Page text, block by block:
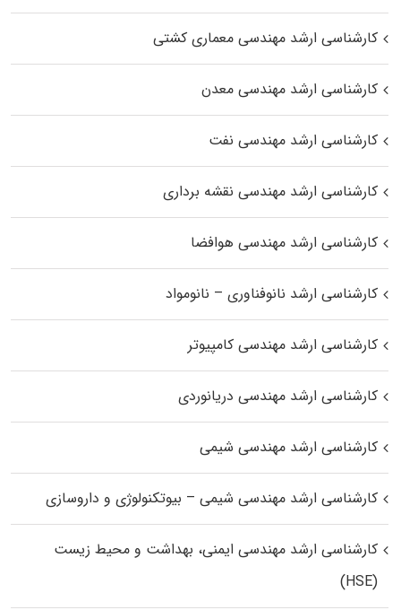
کارشناسی ارشد مهندسی معماری کشتی
کارشناسی ارشد مهندسی معدن
کارشناسی ارشد مهندسی نفت
کارشناسی ارشد مهندسی نقشه برداری
کارشناسی ارشد مهندسی هوافضا
کارشناسی ارشد نانوفناوری – نانومواد
کارشناسی ارشد مهندسی کامپیوتر
کارشناسی ارشد مهندسی دریانوردی
کارشناسی ارشد مهندسی شیمی
کارشناسی ارشد مهندسی شیمی – بیوتکنولوژی و داروسازی
کارشناسی ارشد مهندسی ایمنی، بهداشت و محیط زیست
(HSE)